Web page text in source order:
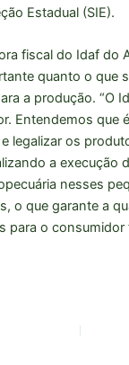
Estadual (SIE).
fiscal do Idaf do
quanto o que
a produção. “O
Entendemos que
legalizar os
a execução
nesses
o que garante a
para o consumidor